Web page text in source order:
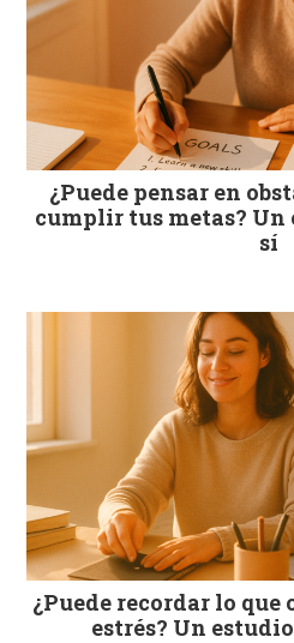
¿Puede pensar en
cumplir tus metas? Un
sí
¿Puede recordar lo
estrés? Un